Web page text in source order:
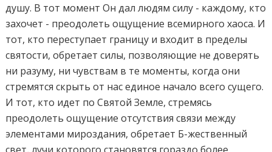
душу. В тот момент Он дал людям силу - каждому, кто
захочет - преодолеть ощущение всемирного хаоса. И
тот, кто переступает границу и входит в пределы
святости, обретает силы, позволяющие не доверять
ни разуму, ни чувствам в те моменты, когда они
стремятся скрыть от нас единое начало всего сущего.
И тот, кто идет по Святой Земле, стремясь
преодолеть ощущение отсутствия связи между
элементами мироздания, обретает Б-жественный